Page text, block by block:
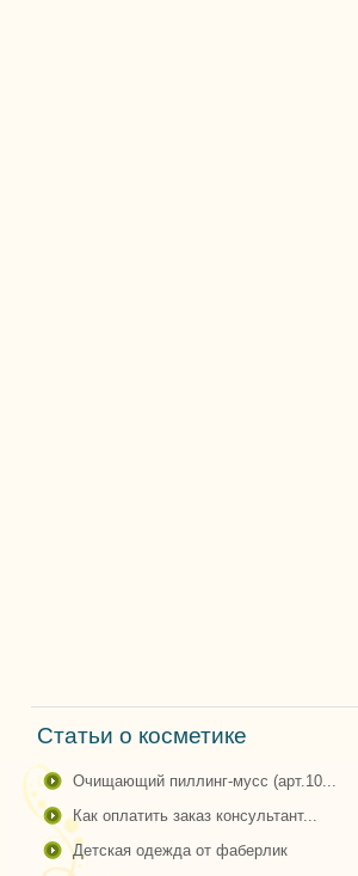
Статьи о косметике
очищающий пиллинг-мусс (арт.10...
как оплатить заказ консультант...
детская одежда от фаберлик